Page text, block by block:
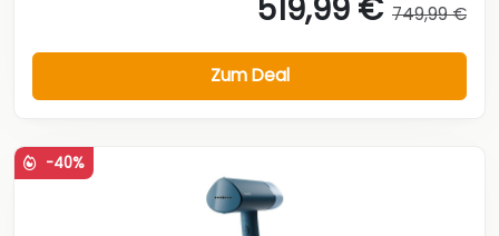
519,99 € 749,99 €
Zum Deal
-40%